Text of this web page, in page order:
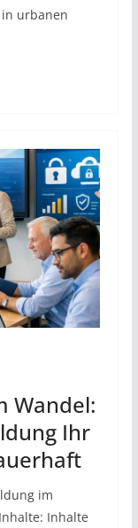
urbanen
Wandel:
Ihr
im
Inhalte